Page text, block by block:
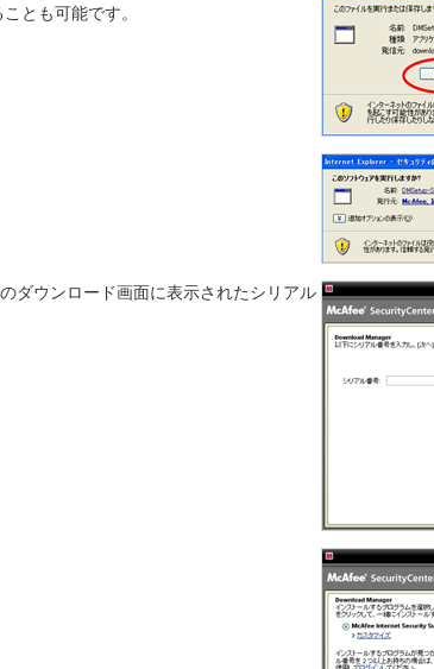
とも可能です。
ダウンロード画面に表示されたシリアル